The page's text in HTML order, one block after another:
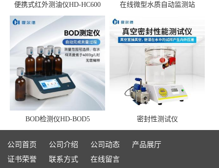
便携式红外测油仪HD-HC600 在线微型水质自动监测站
BOD检测仪HD-BOD5 密封性测试仪
公司首页 公司介绍 公司动态
产品展厅
证书荣誉
联系方式 在线留言